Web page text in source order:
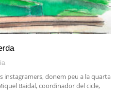
instagramers, donem peu a la quarta
Baidal, coordinador del cicle,